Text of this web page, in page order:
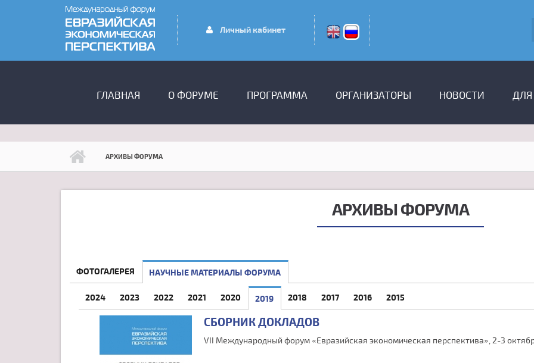
Перейти к основному содержанию
Личный кабинет
ГЛАВНОЕ МЕНЮ
ГЛАВНАЯ О ФОРУМЕ ПРОГРАММА ОРГАНИЗАТОРЫ НОВОСТИ
АРХИВЫ ФОРУМА
АРХИВЫ ФОРУМА
ФОТОГАЛЕРЕЯ НАУЧНЫЕ МАТЕРИАЛЫ ФОРУМА
2024 2023 2022 2021 2020 2019 (АКТИВНАЯ ВКЛАДКА)
2018 2017 2016 2015
СБОРНИК ДОКЛАДОВ
VII Международный форум «Евразийская экономическая перспектива», 2-3